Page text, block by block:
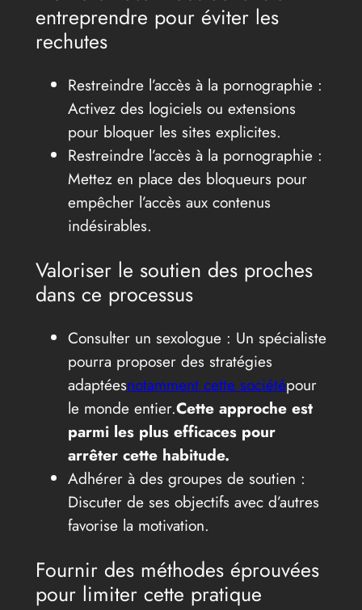
entreprendre pour éviter les
rechutes
Restreindre l’accès à la pornographie :
Activez des logiciels ou extensions
pour bloquer les sites explicites.
Restreindre l’accès à la pornographie :
Mettez en place des bloqueurs pour
empêcher l’accès aux contenus
indésirables.
Valoriser le soutien des proches
dans ce processus
Consulter un sexologue : Un spécialiste
pourra proposer des stratégies
adaptéesnotamment cette sociétépour
le monde entier.Cette approche est
parmi les plus efficaces pour
arrêter cette habitude.
Adhérer à des groupes de soutien :
Discuter de ses objectifs avec d’autres
favorise la motivation.
Fournir des méthodes éprouvées
pour limiter cette pratique